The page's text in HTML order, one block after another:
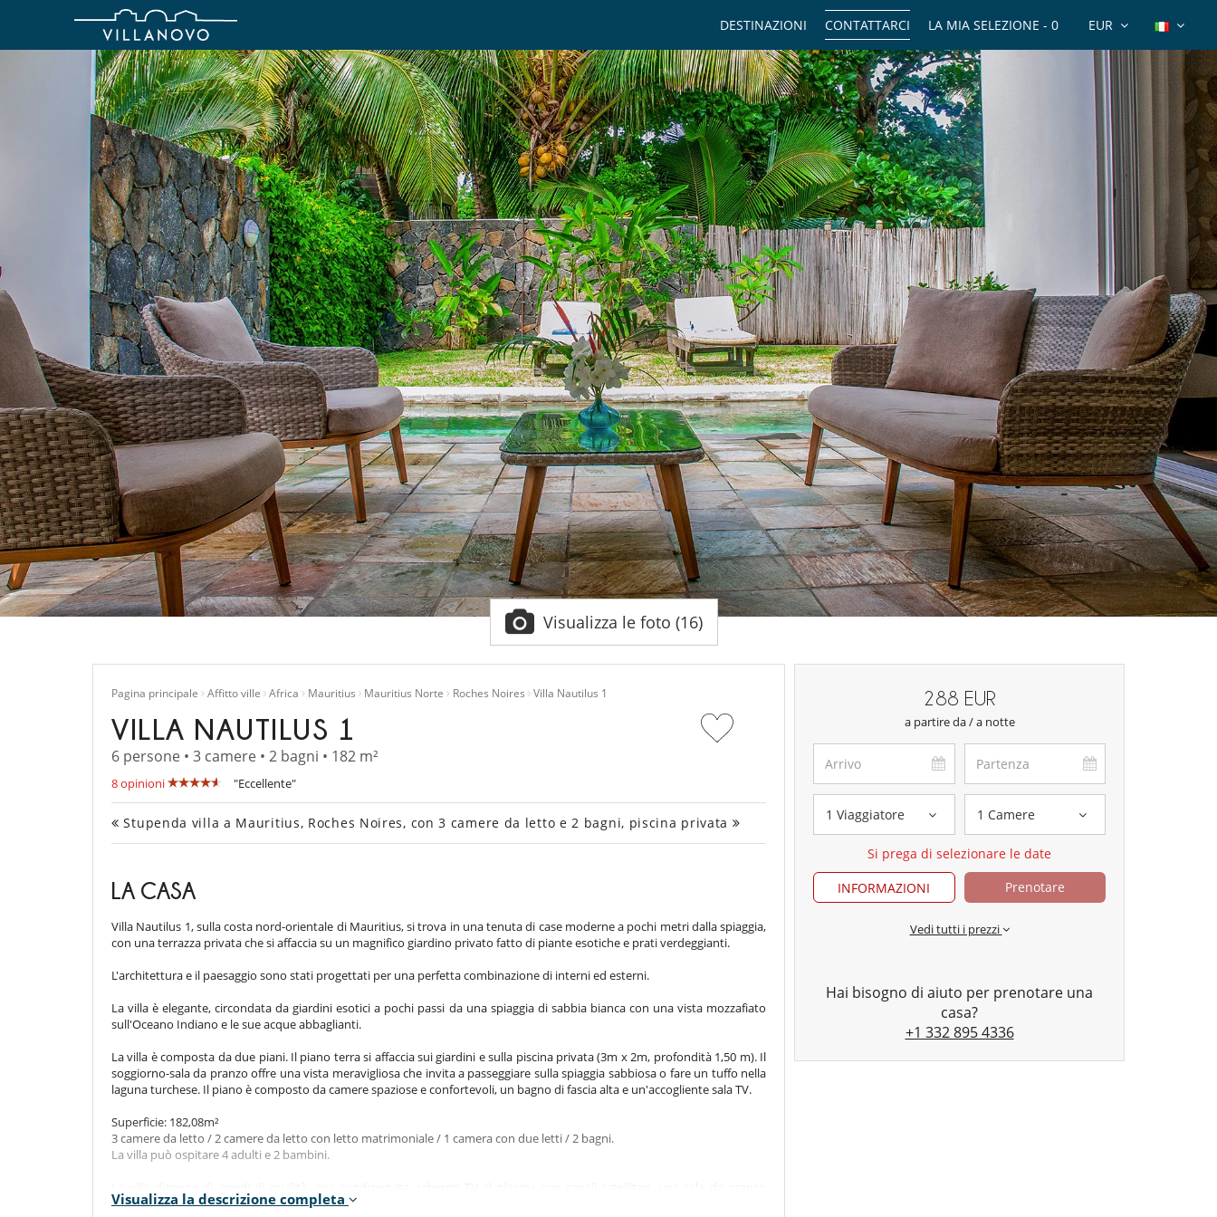
EUR
LA MIA SELEZIONE - 0
CONTATTARCI
DESTINAZIONI
Visualizza le foto (16)
Pagina principale Affitto ville Africa Mauritius Mauritius Norte Roches Noires Villa Nautilus 1
VILLA NAUTILUS 1
6 persone • 3 camere • 2 bagni • 182 m²
8 opinioni "Eccellente"
Stupenda villa a Mauritius, Roches Noires, con 3 camere da letto e 2 bagni, piscina privata
LA CASA
Villa Nautilus 1, sulla costa nord-orientale di Mauritius, si trova in una tenuta di case moderne a pochi metri dalla spiaggia,
con una terrazza privata che si affaccia su un magnifico giardino privato fatto di piante esotiche e prati verdeggianti.
L'architettura e il paesaggio sono stati progettati per una perfetta combinazione di interni ed esterni.
La villa è elegante, circondata da giardini esotici a pochi passi da una spiaggia di sabbia bianca con una vista mozzafiato
sull'Oceano Indiano e le sue acque abbaglianti.
La villa è composta da due piani. Il piano terra si affaccia sui giardini e sulla piscina privata (3m x 2m, profondità 1,50 m). Il
soggiorno-sala da pranzo offre una vista meravigliosa che invita a passeggiare sulla spiaggia sabbiosa o fare un tuffo nella
laguna turchese. Il piano è composto da camere spaziose e confortevoli, un bagno di fascia alta e un'accogliente sala TV.
Superficie: 182,08m²
3 camere da letto / 2 camere da letto con letto matrimoniale / 1 camera con due letti / 2 bagni.
La villa può ospitare 4 adulti e 2 bambini.
arredata con finiture di alta qualità e una cucina completamente attrezzata in legno di teak con un piano di lavoro
Visualizza la descrizione completa
288 EUR
a partire da / a notte
1 Viaggiatore 1 Camere
Si prega di selezionare le date
INFORMAZIONI
Prenotare
Vedi tutti i prezzi
Hai bisogno di aiuto per prenotare una
casa?
+1 332 895 4336